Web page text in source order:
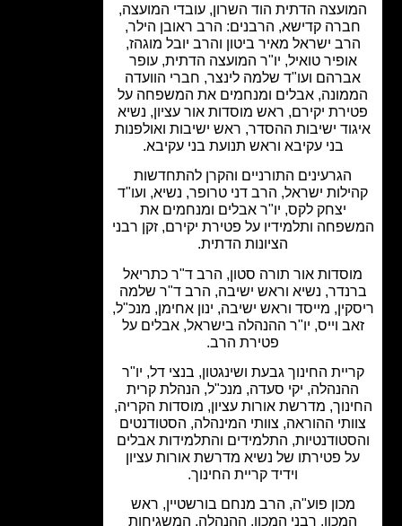
הדתית הוד השרון, עובדי המועצה,
קדישא, הרבנים: הרב ראובן הילר,
ישראל מאיר ביטון והרב יובל מוגהז,
טואיל, יו"ר המועצה הדתית, עופר
ועו"ד שלמה לינצר, חברי הוועדה
אבלים ומנחמים את המשפחה על
יקירם, ראש מוסדות אור עציון, נשיא
ישיבות ההסדר, ראש ישיבות ואולפנות
בני עקיבא וראש תנועת בני עקיבא.
הגרעינים התורניים והקרן להתחדשות
ישראל, הרב דני טרופר, נשיא, ועו"ד
יצחק לקס, יו"ר אבלים ומנחמים את
ותלמידיו על פטירת יקירם, זקן רבני
הציונות הדתית.
אור תורה סטון, הרב ד"ר כתריאל
נשיא וראש ישיבה, הרב ד"ר שלמה
מייסד וראש ישיבה, ינון אחימן, מנכ"ל,
וייס, יו"ר ההנהלה בישראל, אבלים על
פטירת הרב.
החינוך גבעת ושינגטון, בנצי דל, יו"ר
יקי סעדה, מנכ"ל, הנהלת קרית
מדרשת אורות עציון, מוסדות הקריה,
ההוראה, צוותי המינהלה, הסטודנטים
התלמידים והתלמידות אבלים
פטירתו של נשיא מדרשת אורות עציון
וידיד קריית החינוך.
מכון פוע"ה, הרב מנחם בורשטיין, ראש
רבני המכון, ההנהלה, המשגיחות